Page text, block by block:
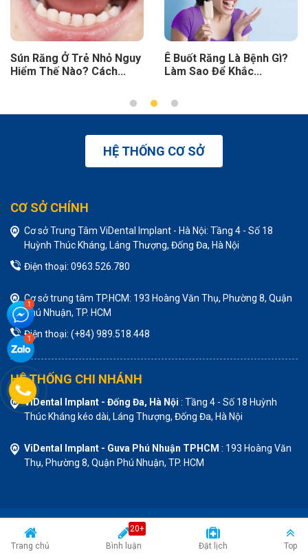
Ê Buốt Răng Là Bệnh Gì?
Làm Sao Để Khắc...
Khi Nào Thì Nên Nhổ Răng
Khôn Hàm Trên? Có...
HỆ THỐNG CƠ SỞ
CƠ SỞ CHÍNH
Cơ sở Trung Tâm ViDental Implant - Hà Nội: Tầng 4 - Số 18
Huỳnh Thúc Kháng, Láng Thượng, Đống Đa, Hà Nội
Điện thoại: 0963.526.780
Cơ sở trung tâm TP.HCM: 193 Hoàng Văn Thụ, Phường 8, Quận
Phú Nhuận, TP. HCM
Điện thoại: (+84) 989.518.448
HỆ THỐNG CHI NHÁNH
ViDental Implant - Đống Đa, Hà Nội : Tầng 4 - Số 18 Huỳnh
Thúc Kháng kéo dài, Láng Thượng, Đống Đa, Hà Nội
ViDental Implant - Guva Phú Nhuận TPHCM : 193 Hoàng Văn
Thụ, Phường 8, Quận Phú Nhuận, TP. HCM
Trang chủ Bình luận
20+
Đặt lịch
Top